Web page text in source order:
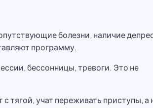
болезни, наличие
программу.
бессонницы, тревоги. Это не
тягой, учат переживать приступы, а